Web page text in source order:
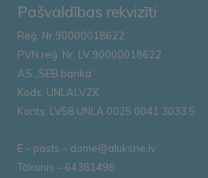
Pašvaldības rekvizīti
Reģ. Nr.90000018622
PVN reģ. Nr. LV 90000018622
AS „SEB banka”
Kods: UNLALV2X
Konts: LV58 UNLA 0025 0041 3033 5
E – pasts – dome@aluksne.lv
Tālrunis – 64381496